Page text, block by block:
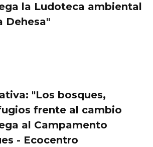
la Ludoteca ambiental
Dehesa"
"Los bosques,
frente al cambio
al Campamento
- Ecocentro